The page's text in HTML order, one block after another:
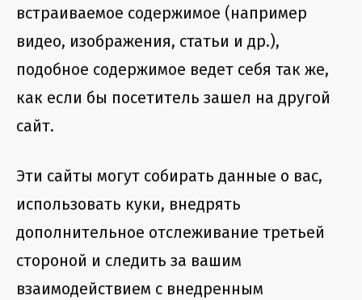
встраиваемое содержимое (например
видео, изображения, статьи и др.),
подобное содержимое ведет себя так же,
как если бы посетитель зашел на другой
сайт.
Эти сайты могут собирать данные о вас,
использовать куки, внедрять
дополнительное отслеживание третьей
стороной и следить за вашим
взаимодействием с внедренным